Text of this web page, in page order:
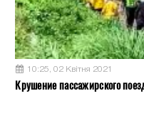
10:25, 02 Квітня 2021
Крушение пассажирского